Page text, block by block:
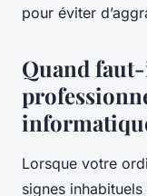
pour éviter
Quand
Lorsque votre
signes